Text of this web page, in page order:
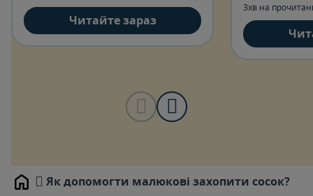
Читайте зараз
3хв на
Home Як допомогти малюкові захопити сосок?